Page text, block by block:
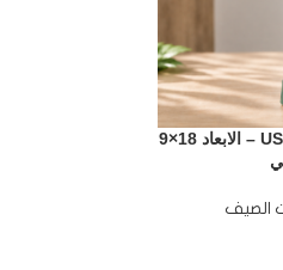
مروحة محمولة قابلة للشحن USB – الابعاد 18×9
الصيف